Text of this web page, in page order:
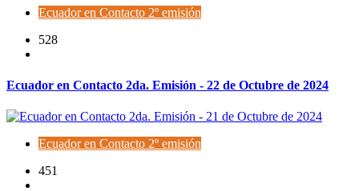
Ecuador en Contacto 2º emisión
528
Ecuador en Contacto 2da. Emisión - 22 de Octubre de 2024
Ecuador en Contacto 2º emisión
451